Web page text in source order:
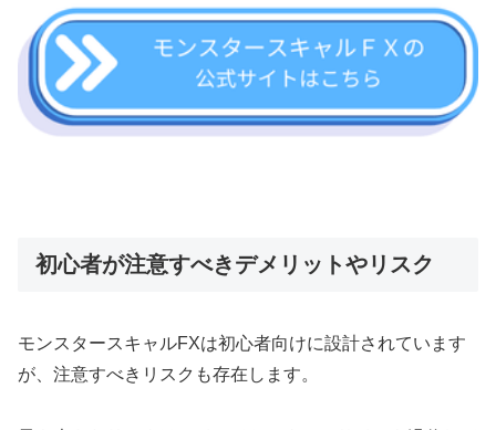
初心者が注意すべきデメリットやリスク
モンスタースキャルFXは初心者向けに設計されています
が、注意すべきリスクも存在します。